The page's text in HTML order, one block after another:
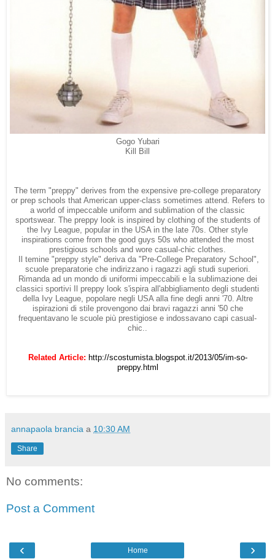
Gogo Yubari
Kill Bill
The term "preppy" derives from the expensive pre-college preparatory
or prep schools that American upper-class sometimes attend. Refers to
a world of impeccable uniform and sublimation of the classic
sportswear. The preppy look is inspired by clothing of the students of
the Ivy League, popular in the USA in the late 70s. Other style
inspirations come from the good guys 50s who attended the most
prestigious schools and wore casual-chic clothes.
Il temine "preppy style" deriva da "Pre-College Preparatory School",
scuole preparatorie che indirizzano i ragazzi agli studi superiori.
Rimanda ad un mondo di uniformi impeccabili e la sublimazione dei
classici sportivi Il preppy look s'ispira all'abbigliamento degli studenti
della Ivy League, popolare negli USA alla fine degli anni '70. Altre
ispirazioni di stile provengono dai bravi ragazzi anni '50 che
frequentavano le scuole più prestigiose e indossavano capi casual-
chic..
Related Article: http://scostumista.blogspot.it/2013/05/im-so-
preppy.html
annapaola brancia a 10:30 AM
Share
No comments:
Post a Comment
‹ ›
Home